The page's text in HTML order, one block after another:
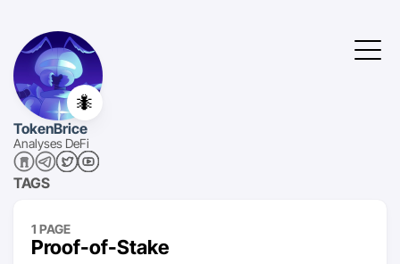
🐜
TokenBrice
Analyses DeFi
TAGS
1 PAGE
Proof-of-Stake